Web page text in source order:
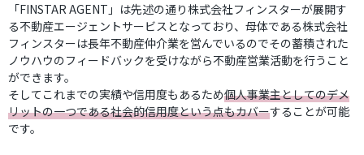
「FINSTAR AGENT」は先述の通り株式会社フィンスターが展開す
る不動産エージェントサービスとなっており、母体である株式会社
フィンスターは長年不動産仲介業を営んでいるのでその蓄積された
ノウハウのフィードバックを受けながら不動産営業活動を行うこと
ができます。
そしてこれまでの実績や信用度もあるため個人事業主としてのデメ
リットの一つである社会的信用度という点もカバーすることが可能
です。